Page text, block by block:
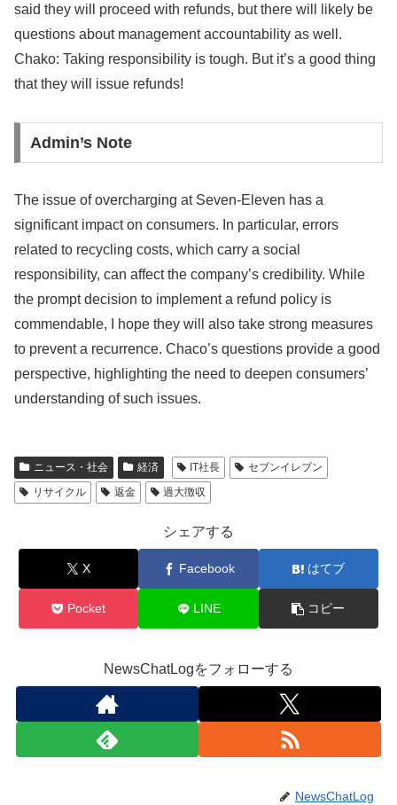
said they will proceed with refunds, but there will likely be
questions about management accountability as well.
Chako: Taking responsibility is tough. But it’s a good thing
that they will issue refunds!
Admin’s Note
The issue of overcharging at Seven-Eleven has a
significant impact on consumers. In particular, errors
related to recycling costs, which carry a social
responsibility, can affect the company’s credibility. While
the prompt decision to implement a refund policy is
commendable, I hope they will also take strong measures
to prevent a recurrence. Chaco’s questions provide a good
perspective, highlighting the need to deepen consumers’
understanding of such issues.
ニュース・社会 経済 IT社長
セブンイレブン
リサイクル
返金 過大徴収
シェアする
X Facebook はてブ
Pocket LINE コピー
NewsChatLogをフォローする
NewsChatLog